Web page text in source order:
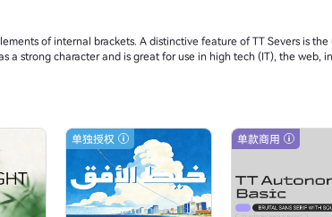
of internal brackets. A distinctive feature of TT Severs is
a strong character and is great for use in high tech (IT), the web,
单独授权 单款商用